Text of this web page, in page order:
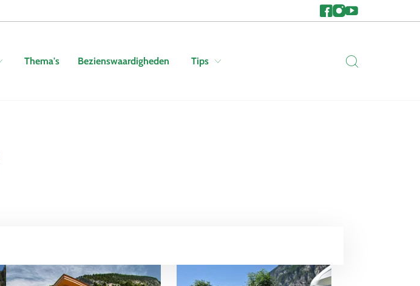
Thema's Bezienswaardigheden Tips